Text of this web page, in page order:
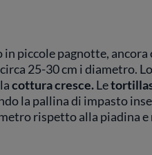
piccole pagnotte, ancora
25-30 cm i diametro.
cottura cresce.Le
la pallina di impasto
rispetto alla piadina e